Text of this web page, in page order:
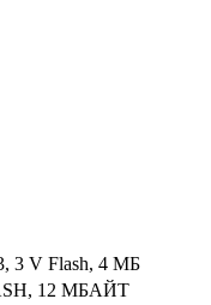
3 V Flash, 4 МБ
12 МБАЙТ